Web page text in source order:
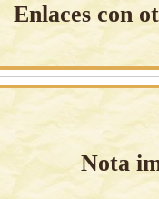
Enlaces con
Nota